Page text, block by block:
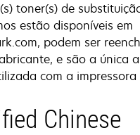
toner(s) de
estão disponíveis em
podem ser
e são a única
com a impressora
Chinese